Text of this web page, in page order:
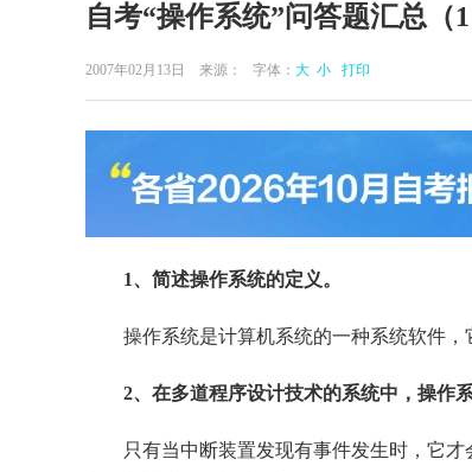
自考“操作系统”问答题汇总（1
2007年02月13日 来源： 字体： 大 小 打印
1、简述操作系统的定义。
操作系统是计算机系统的一种系统软件，
2、在多道程序设计技术的系统中，操作
只有当中断装置发现有事件发生时，它才